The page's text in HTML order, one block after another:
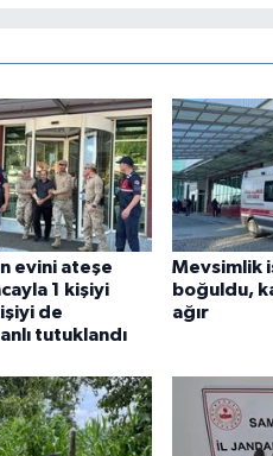
evini ateşe
1 kişiyi
de
tutuklandı
Mevsimlik
boğuldu,
ağır